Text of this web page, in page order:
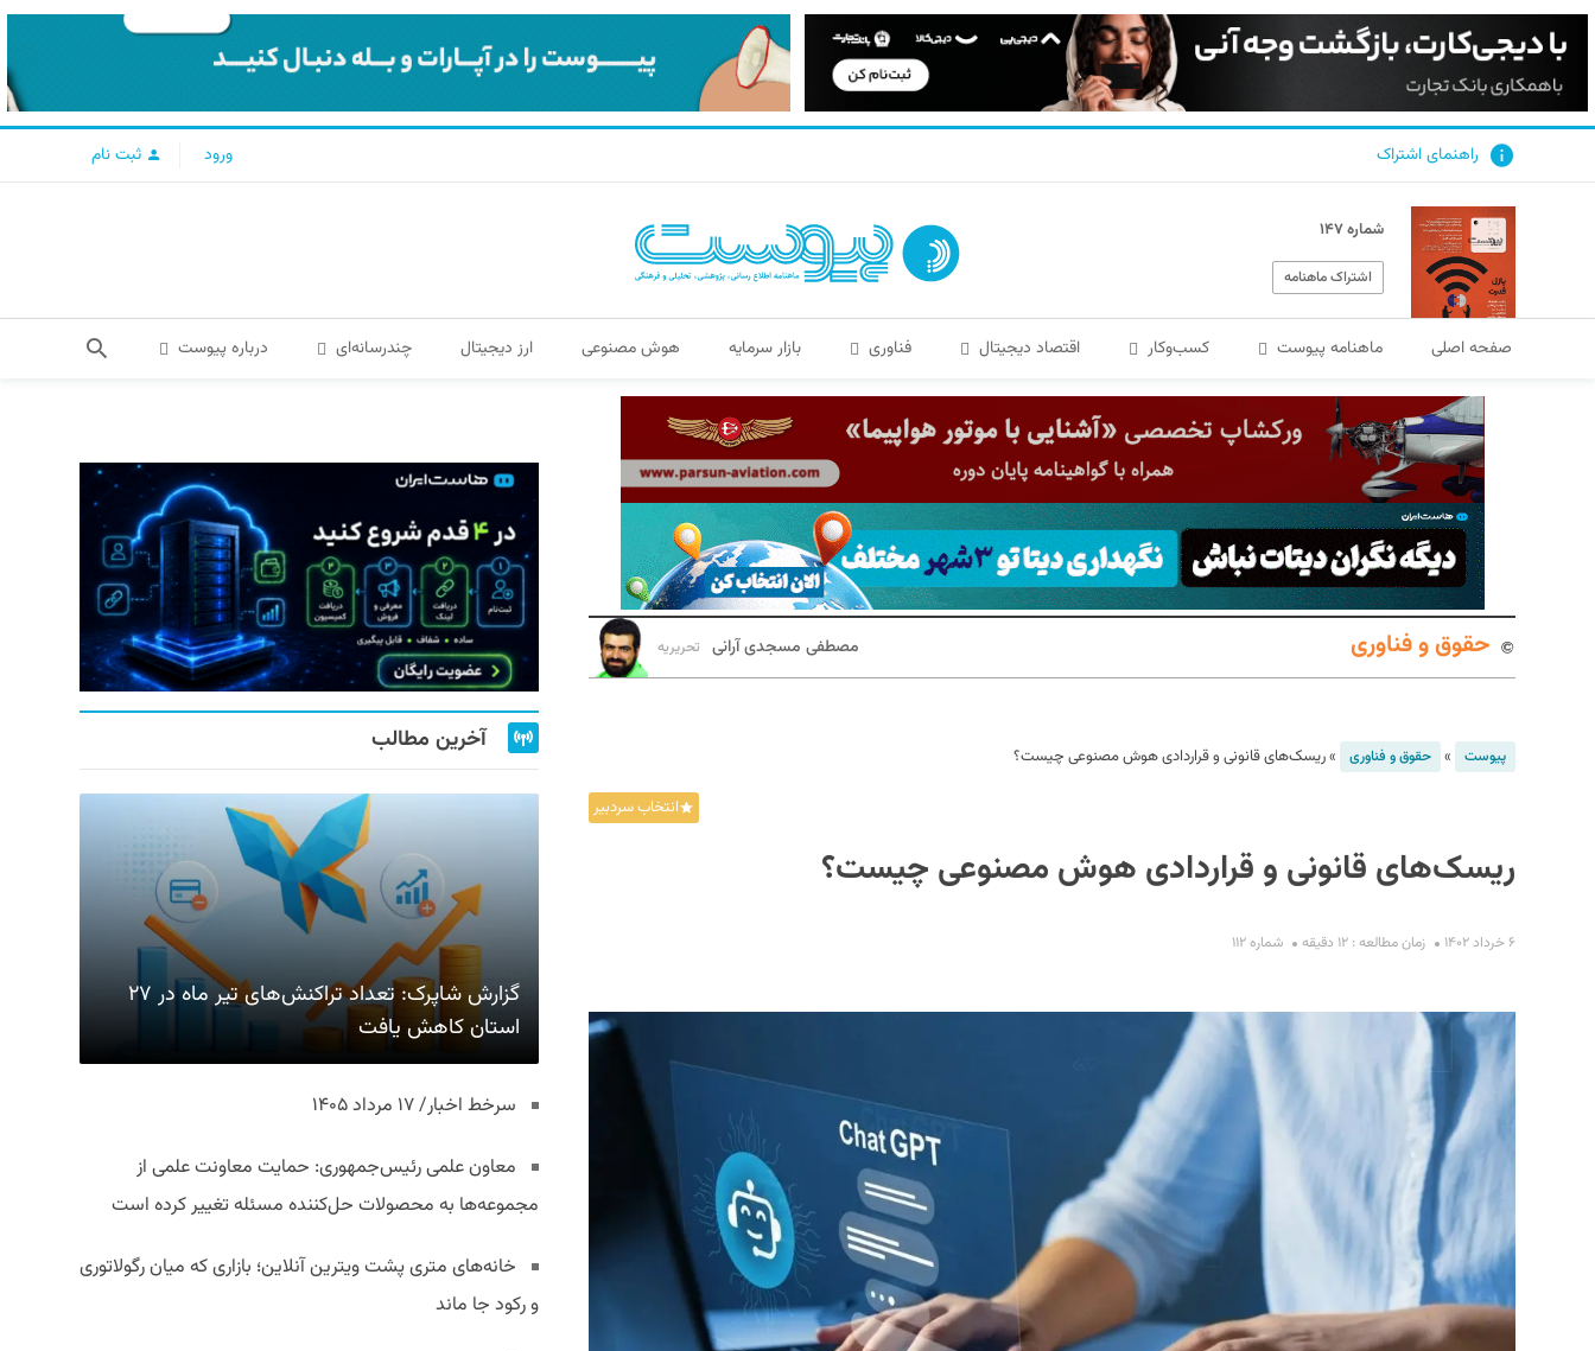
راهنمای اشتراک ورود ثبت نام
شماره ۱۴۷
اشتراک ماهنامه
صفحه اصلی ماهنامه پیوست کسب‌و‌کار اقتصاد دیجیتال فناوری بازار سرمایه هوش مصنوعی ارز دیجیتال چندرسانه‌ای درباره پیوست
حقوق و فناوری مصطفی مسجدی آرانی تحریریه
پیوست » حقوق و فناوری »ریسک‌های قانونی و قراردادی هوش مصنوعی چیست؟
انتخاب سردبیر
ریسک‌های قانونی و قراردادی هوش مصنوعی چیست؟
۶ خرداد ۱۴۰۲ زمان مطالعه : ۱۲ دقیقه شماره ۱۱۲
آخرین مطالب
گزارش شاپرک: تعداد تراکنش‌های تیر ماه در ۲۷
استان‌ کاهش یافت
سرخط اخبار/ ۱۷ مرداد ۱۴۰۵
معاون علمی رئیس‌جمهوری: حمایت معاونت علمی از
مجموعه‌ها به محصولات حل‌کننده مسئله تغییر کرده است
خانه‌های متری پشت ویترین آنلاین؛ بازاری که میان رگولاتوری
و رکود جا ماند